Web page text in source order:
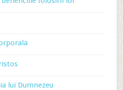
lui Dumnezeu